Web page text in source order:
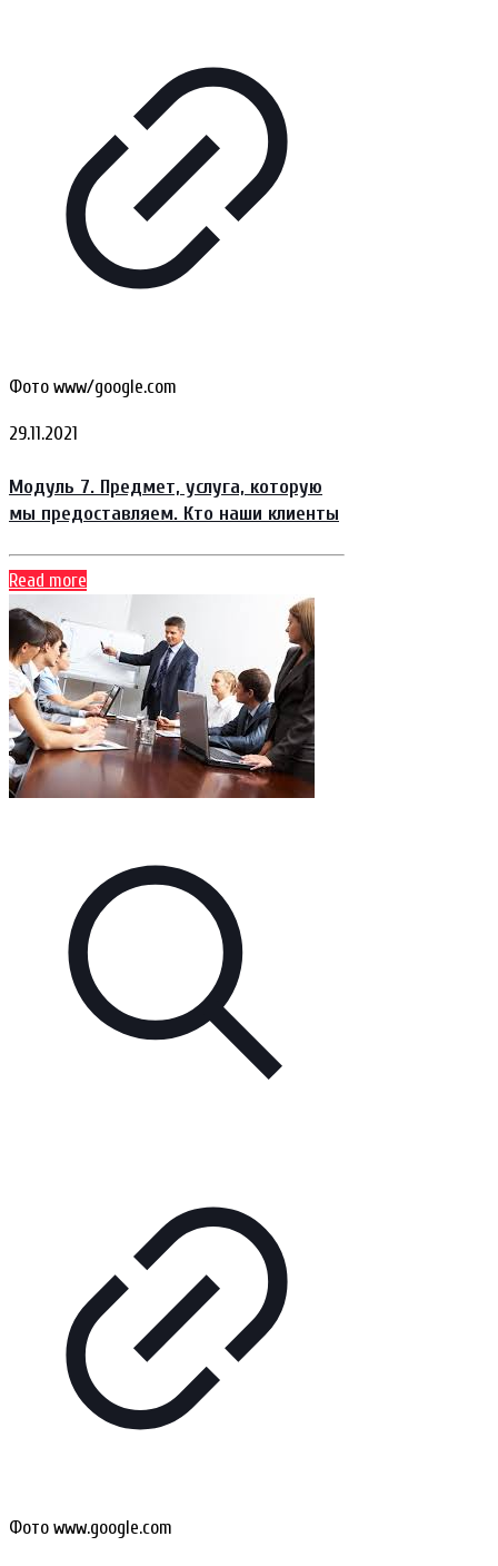
Фото www/google.com
29.11.2021
Модуль 7. Предмет, услуга, которую
мы предоставляем. Кто наши клиенты
Read more
Фото www.google.com